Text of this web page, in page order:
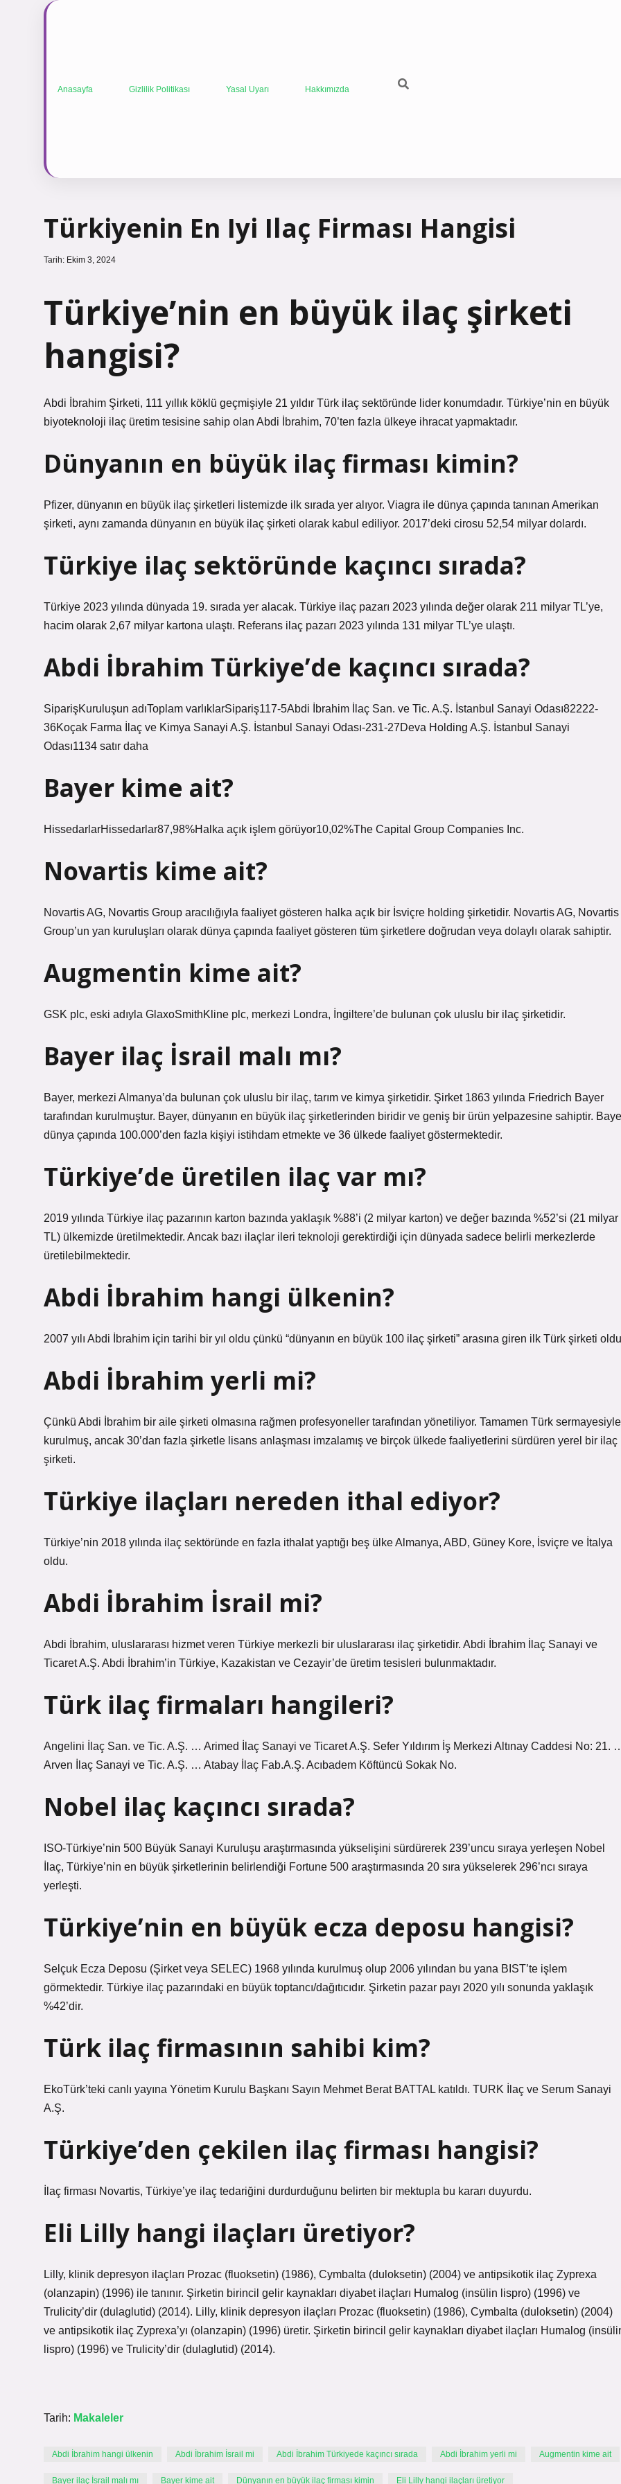
Anasayfa Gizlilik Politikası Yasal Uyarı Hakkımızda
Türkiyenin En Iyi Ilaç Firması Hangisi
Tarih: Ekim 3, 2024
Türkiye’nin en büyük ilaç şirketi
hangisi?
Abdi İbrahim Şirketi, 111 yıllık köklü geçmişiyle 21 yıldır Türk ilaç sektöründe lider konumdadır. Türkiye’nin en büyük
biyoteknoloji ilaç üretim tesisine sahip olan Abdi İbrahim, 70’ten fazla ülkeye ihracat yapmaktadır.
Dünyanın en büyük ilaç firması kimin?
Pfizer, dünyanın en büyük ilaç şirketleri listemizde ilk sırada yer alıyor. Viagra ile dünya çapında tanınan Amerikan
şirketi, aynı zamanda dünyanın en büyük ilaç şirketi olarak kabul ediliyor. 2017’deki cirosu 52,54 milyar dolardı.
Türkiye ilaç sektöründe kaçıncı sırada?
Türkiye 2023 yılında dünyada 19. sırada yer alacak. Türkiye ilaç pazarı 2023 yılında değer olarak 211 milyar TL’ye,
hacim olarak 2,67 milyar kartona ulaştı. Referans ilaç pazarı 2023 yılında 131 milyar TL’ye ulaştı.
Abdi İbrahim Türkiye’de kaçıncı sırada?
SiparişKuruluşun adıToplam varlıklarSipariş117-5Abdi İbrahim İlaç San. ve Tic. A.Ş. İstanbul Sanayi Odası82222-
36Koçak Farma İlaç ve Kimya Sanayi A.Ş. İstanbul Sanayi Odası-231-27Deva Holding A.Ş. İstanbul Sanayi
Odası1134 satır daha
Bayer kime ait?
HissedarlarHissedarlar87,98%Halka açık işlem görüyor10,02%The Capital Group Companies Inc.
Novartis kime ait?
Novartis AG, Novartis Group aracılığıyla faaliyet gösteren halka açık bir İsviçre holding şirketidir. Novartis AG, Novartis
Group’un yan kuruluşları olarak dünya çapında faaliyet gösteren tüm şirketlere doğrudan veya dolaylı olarak sahiptir.
Augmentin kime ait?
GSK plc, eski adıyla GlaxoSmithKline plc, merkezi Londra, İngiltere’de bulunan çok uluslu bir ilaç şirketidir.
Bayer ilaç İsrail malı mı?
Bayer, merkezi Almanya’da bulunan çok uluslu bir ilaç, tarım ve kimya şirketidir. Şirket 1863 yılında Friedrich Bayer
tarafından kurulmuştur. Bayer, dünyanın en büyük ilaç şirketlerinden biridir ve geniş bir ürün yelpazesine sahiptir.
dünya çapında 100.000’den fazla kişiyi istihdam etmekte ve 36 ülkede faaliyet göstermektedir.
Türkiye’de üretilen ilaç var mı?
2019 yılında Türkiye ilaç pazarının karton bazında yaklaşık %88’i (2 milyar karton) ve değer bazında %52’si (21 milyar
TL) ülkemizde üretilmektedir. Ancak bazı ilaçlar ileri teknoloji gerektirdiği için dünyada sadece belirli merkezlerde
üretilebilmektedir.
Abdi İbrahim hangi ülkenin?
2007 yılı Abdi İbrahim için tarihi bir yıl oldu çünkü “dünyanın en büyük 100 ilaç şirketi” arasına giren ilk Türk şirketi
Abdi İbrahim yerli mi?
Çünkü Abdi İbrahim bir aile şirketi olmasına rağmen profesyoneller tarafından yönetiliyor. Tamamen Türk sermayesiyle
kurulmuş, ancak 30’dan fazla şirketle lisans anlaşması imzalamış ve birçok ülkede faaliyetlerini sürdüren yerel bir ilaç
şirketi.
Türkiye ilaçları nereden ithal ediyor?
Türkiye’nin 2018 yılında ilaç sektöründe en fazla ithalat yaptığı beş ülke Almanya, ABD, Güney Kore, İsviçre ve İtalya
oldu.
Abdi İbrahim İsrail mi?
Abdi İbrahim, uluslararası hizmet veren Türkiye merkezli bir uluslararası ilaç şirketidir. Abdi İbrahim İlaç Sanayi ve
Ticaret A.Ş. Abdi İbrahim’in Türkiye, Kazakistan ve Cezayir’de üretim tesisleri bulunmaktadır.
Türk ilaç firmaları hangileri?
Angelini İlaç San. ve Tic. A.Ş. … Arimed İlaç Sanayi ve Ticaret A.Ş. Sefer Yıldırım İş Merkezi Altınay Caddesi No: 21.
Arven İlaç Sanayi ve Tic. A.Ş. … Atabay İlaç Fab.A.Ş. Acıbadem Köftüncü Sokak No.
Nobel ilaç kaçıncı sırada?
ISO-Türkiye’nin 500 Büyük Sanayi Kuruluşu araştırmasında yükselişini sürdürerek 239’uncu sıraya yerleşen Nobel
İlaç, Türkiye’nin en büyük şirketlerinin belirlendiği Fortune 500 araştırmasında 20 sıra yükselerek 296’ncı sıraya
yerleşti.
Türkiye’nin en büyük ecza deposu hangisi?
Selçuk Ecza Deposu (Şirket veya SELEC) 1968 yılında kurulmuş olup 2006 yılından bu yana BIST’te işlem
görmektedir. Türkiye ilaç pazarındaki en büyük toptancı/dağıtıcıdır. Şirketin pazar payı 2020 yılı sonunda yaklaşık
%42’dir.
Türk ilaç firmasının sahibi kim?
EkoTürk’teki canlı yayına Yönetim Kurulu Başkanı Sayın Mehmet Berat BATTAL katıldı. TURK İlaç ve Serum Sanayi
A.Ş.
Türkiye’den çekilen ilaç firması hangisi?
İlaç firması Novartis, Türkiye’ye ilaç tedariğini durdurduğunu belirten bir mektupla bu kararı duyurdu.
Eli Lilly hangi ilaçları üretiyor?
Lilly, klinik depresyon ilaçları Prozac (fluoksetin) (1986), Cymbalta (duloksetin) (2004) ve antipsikotik ilaç Zyprexa
(olanzapin) (1996) ile tanınır. Şirketin birincil gelir kaynakları diyabet ilaçları Humalog (insülin lispro) (1996) ve
Trulicity’dir (dulaglutid) (2014). Lilly, klinik depresyon ilaçları Prozac (fluoksetin) (1986), Cymbalta (duloksetin) (2004)
ve antipsikotik ilaç Zyprexa’yı (olanzapin) (1996) üretir. Şirketin birincil gelir kaynakları diyabet ilaçları Humalog
lispro) (1996) ve Trulicity’dir (dulaglutid) (2014).
Tarih: Makaleler
Abdi İbrahim hangi ülkenin Abdi İbrahim İsrail mi Abdi İbrahim Türkiyede kaçıncı sırada Abdi İbrahim yerli mi Augmentin kime ait
Bayer ilaç İsrail malı mı Bayer kime ait Dünyanın en büyük ilaç firması kimin Eli Lilly hangi ilaçları üretiyor